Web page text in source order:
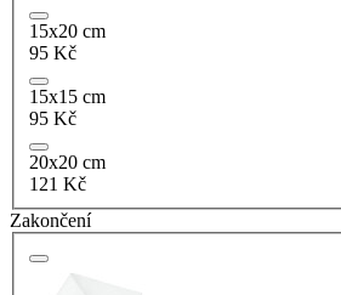
15x20 cm
95 Kč
15x15 cm
95 Kč
20x20 cm
121 Kč
Zakončení